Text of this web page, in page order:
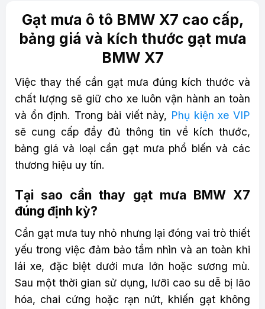
Gạt mưa ô tô BMW X7 cao cấp,
bảng giá và kích thước gạt mưa
BMW X7
Việc thay thế cần gạt mưa đúng kích thước và
chất lượng sẽ giữ cho xe luôn vận hành an toàn
và ổn định. Trong bài viết này, Phụ kiện xe VIP
sẽ cung cấp đầy đủ thông tin về kích thước,
bảng giá và loại cần gạt mưa phổ biến và các
thương hiệu uy tín.
Tại sao cần thay gạt mưa BMW X7
đúng định kỳ?
Cần gạt mưa tuy nhỏ nhưng lại đóng vai trò thiết
yếu trong việc đảm bảo tầm nhìn và an toàn khi
lái xe, đặc biệt dưới mưa lớn hoặc sương mù.
Sau một thời gian sử dụng, lưỡi cao su dễ bị lão
hóa, chai cứng hoặc rạn nứt, khiến gạt không